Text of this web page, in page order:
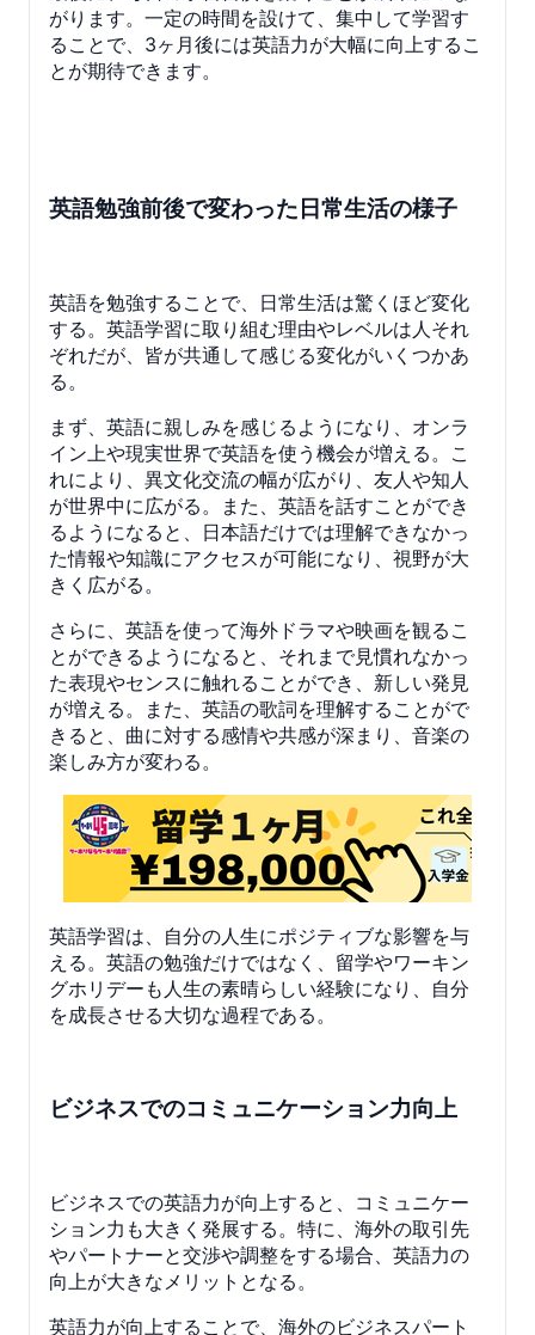
がります。一定の時間を設けて、集中して学習す
ることで、3ヶ月後には英語力が大幅に向上するこ
とが期待できます。
英語勉強前後で変わった日常生活の様子
英語を勉強することで、日常生活は驚くほど変化
する。英語学習に取り組む理由やレベルは人それ
ぞれだが、皆が共通して感じる変化がいくつかあ
る。
まず、英語に親しみを感じるようになり、オンラ
イン上や現実世界で英語を使う機会が増える。こ
れにより、異文化交流の幅が広がり、友人や知人
が世界中に広がる。また、英語を話すことができ
るようになると、日本語だけでは理解できなかっ
た情報や知識にアクセスが可能になり、視野が大
きく広がる。
さらに、英語を使って海外ドラマや映画を観るこ
とができるようになると、それまで見慣れなかっ
た表現やセンスに触れることができ、新しい発見
が増える。また、英語の歌詞を理解することがで
きると、曲に対する感情や共感が深まり、音楽の
楽しみ方が変わる。
英語学習は、自分の人生にポジティブな影響を与
える。英語の勉強だけではなく、留学やワーキン
グホリデーも人生の素晴らしい経験になり、自分
を成長させる大切な過程である。
ビジネスでのコミュニケーション力向上
ビジネスでの英語力が向上すると、コミュニケー
ション力も大きく発展する。特に、海外の取引先
やパートナーと交渉や調整をする場合、英語力の
向上が大きなメリットとなる。
英語力が向上することで、海外のビジネスパート